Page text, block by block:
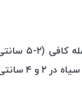
بالای کاف هستند.